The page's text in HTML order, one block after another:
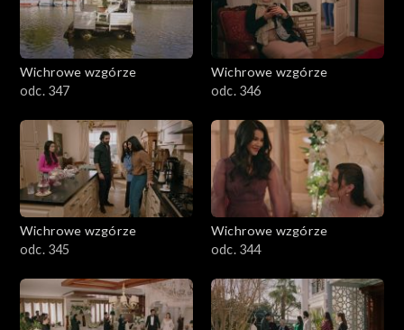
Wichrowe wzgórze
odc. 347
Wichrowe wzgórze
odc. 346
Wichrowe wzgórze
odc. 345
Wichrowe wzgórze
odc. 344